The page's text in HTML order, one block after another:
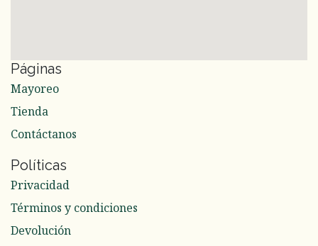
Páginas
Mayoreo
Tienda
Contáctanos
Políticas
Privacidad
Términos y condiciones
Devolución